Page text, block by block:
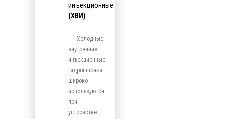
инъекционные
(ХВИ)
Холодные
внутренние
инъекционные
гидрошпонки
широко
используются
при
устройстве